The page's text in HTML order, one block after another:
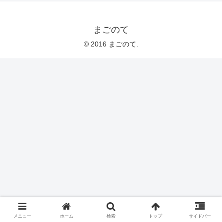
まごのて
© 2016 まごのて.
メニュー ホーム 検索 トップ サイドバー